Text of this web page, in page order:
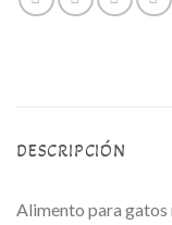
DESCRIPCIÓN
Alimento para gatos